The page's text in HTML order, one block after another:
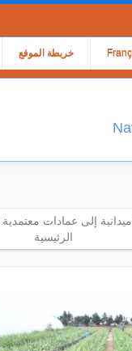
خريطة الموقع
إلى عمادات معتمدية
الرئيسية